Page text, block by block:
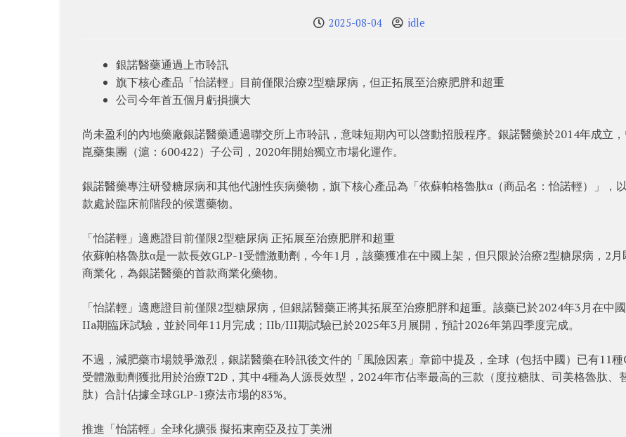
2025-08-04 idle
銀諾醫藥通過上市聆訊
旗下核心產品「怡諾輕」目前僅限治療2型糖尿病，但正拓展至治療肥胖和超重
公司今年首五個月虧損擴大
尚未盈利的內地藥廠銀諾醫藥通過聯交所上市聆訊，意味短期內可以啓動招股程序。銀諾醫藥於2014年成立
崑藥集團（滬：600422）子公司，2020年開始獨立市場化運作。
銀諾醫藥專注研發糖尿病和其他代謝性疾病藥物，旗下核心產品為「依蘇帕格魯肽α（商品名：怡諾輕）」，
款處於臨床前階段的候選藥物。
「怡諾輕」適應證目前僅限2型糖尿病 正拓展至治療肥胖和超重
依蘇帕格魯肽α是一款長效GLP-1受體激動劑，今年1月，該藥獲准在中國上架，但只限於治療2型糖尿病，2月
商業化，為銀諾醫藥的首款商業化藥物。
「怡諾輕」適應證目前僅限2型糖尿病，但銀諾醫藥正將其拓展至治療肥胖和超重。該藥已於2024年3月在中
IIa期臨床試驗，並於同年11月完成；IIb/III期試驗已於2025年3月展開，預計2026年第四季度完成。
不過，減肥藥市場競爭激烈，銀諾醫藥在聆訊後文件的「風險因素」章節中提及，全球（包括中國）已有11種
受體激動劑獲批用於治療T2D，其中4種為人源長效型，2024年市佔率最高的三款（度拉糖肽、司美格魯肽、
肽）合計佔據全球GLP-1療法市場的83%。
推進「怡諾輕」全球化擴張 擬拓東南亞及拉丁美洲